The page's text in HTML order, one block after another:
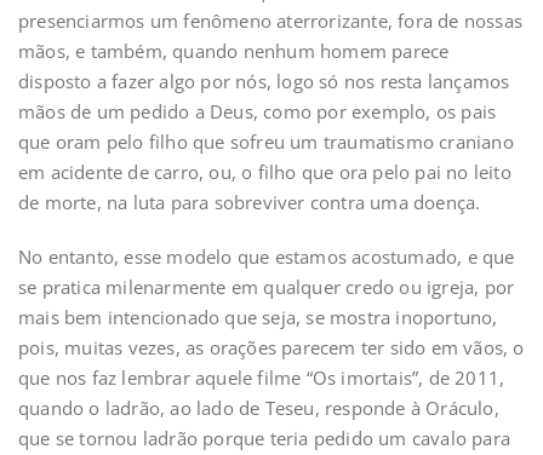
presenciarmos um fenômeno aterrorizante, fora de nossas
mãos, e também, quando nenhum homem parece
disposto a fazer algo por nós, logo só nos resta lançamos
mãos de um pedido a Deus, como por exemplo, os pais
que oram pelo filho que sofreu um traumatismo craniano
em acidente de carro, ou, o filho que ora pelo pai no leito
de morte, na luta para sobreviver contra uma doença.
No entanto, esse modelo que estamos acostumado, e que
se pratica milenarmente em qualquer credo ou igreja, por
mais bem intencionado que seja, se mostra inoportuno,
pois, muitas vezes, as orações parecem ter sido em vãos, o
que nos faz lembrar aquele filme “Os imortais”, de 2011,
quando o ladrão, ao lado de Teseu, responde à Oráculo,
que se tornou ladrão porque teria pedido um cavalo para